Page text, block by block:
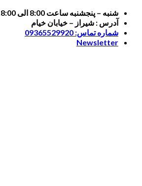
Skip
content
شنبه – پنجشنبه ساعت 8:00 الی 18:00
آدرس : شیراز – خیابان خیام
شماره تماس: 09365529920
Newsletter